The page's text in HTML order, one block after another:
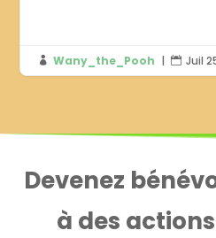
 Wany_the_Pooh |  Juil
Devenez
à des